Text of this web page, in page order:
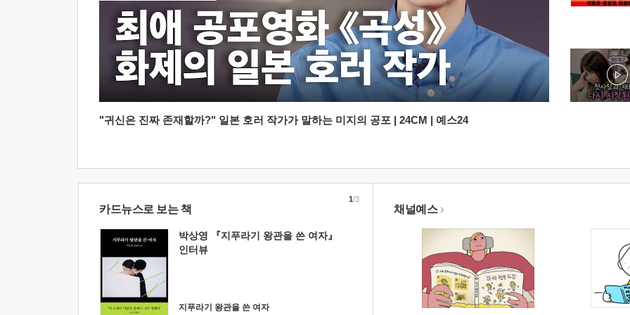
"귀신은 진짜 존재할까?" 일본 호러 작가가 말하는 미지의 공포 | 24CM | 예스24
카드뉴스로 보는 책
박상영 『지푸라기 왕관을 쓴 여자』
인터뷰
지푸라기 왕관을 쓴 여자
1/3
채널예스